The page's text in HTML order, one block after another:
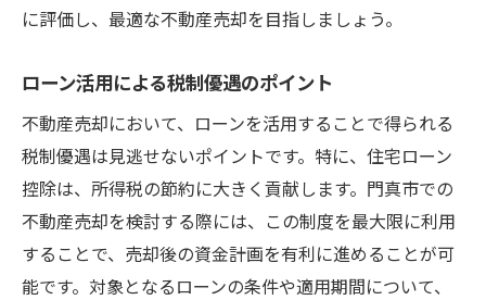
に評価し、最適な不動産売却を目指しましょう。
ローン活用による税制優遇のポイント
不動産売却において、ローンを活用することで得られる
税制優遇は見逃せないポイントです。特に、住宅ローン
控除は、所得税の節約に大きく貢献します。門真市での
不動産売却を検討する際には、この制度を最大限に利用
することで、売却後の資金計画を有利に進めることが可
能です。対象となるローンの条件や適用期間について、